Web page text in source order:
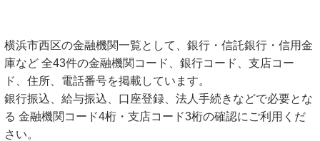
横浜市西区の金融機関一覧として、銀行・信託銀行・信用金
庫など 全43件の金融機関コード、銀行コード、支店コー
ド、住所、電話番号を掲載しています。
銀行振込、給与振込、口座登録、法人手続きなどで必要とな
る 金融機関コード4桁・支店コード3桁の確認にご利用くだ
さい。